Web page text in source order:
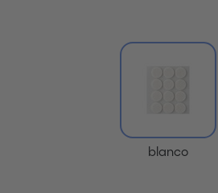
blanco